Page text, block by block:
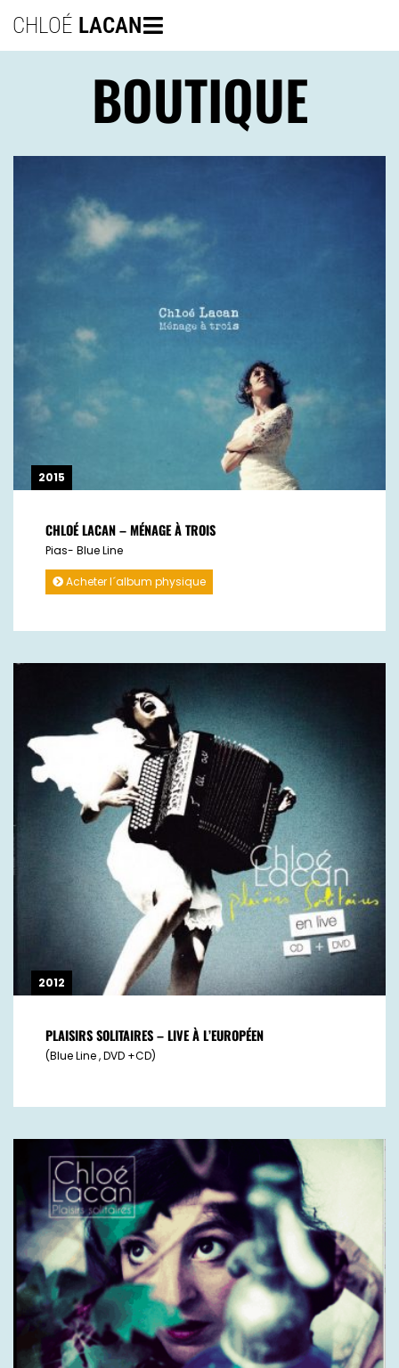
CHLOÉ LACAN
BOUTIQUE
2015
CHLOÉ LACAN – MÉNAGE À TROIS
Pias- Blue Line
Acheter l´album physique
2012
PLAISIRS SOLITAIRES – LIVE À L’EUROPÉEN
(Blue Line , DVD +CD)